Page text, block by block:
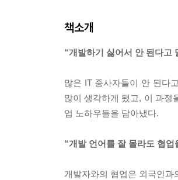
책소개
“개발하기 싫어서 안 된다고
많은 IT 종사자들이 안 된다
많이 생각하게 됐고, 이 과정
업 노하우들을 담아냈다.
“개발 언어를 잘 몰라도 협업
개발자와의 협업은 외국인